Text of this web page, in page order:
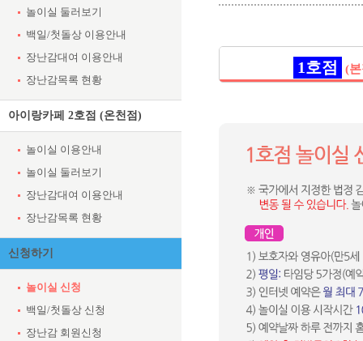
놀이실 둘러보기
백일/첫돌상 이용안내
장난감대여 이용안내
장난감목록 현황
아이랑카페 2호점 (온천점)
놀이실 이용안내
놀이실 둘러보기
장난감대여 이용안내
장난감목록 현황
신청하기
놀이실 신청
백일/첫돌상 신청
장난감 회원신청
1호점 (